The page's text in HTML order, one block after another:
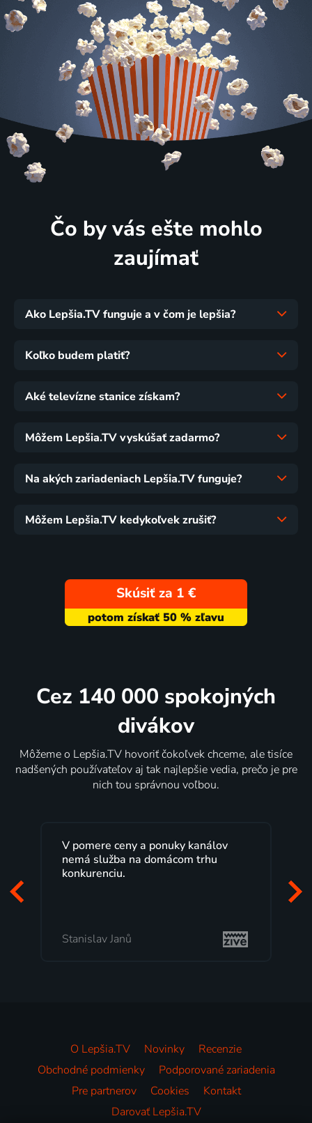
Čo by vás ešte mohlo
zaujímať
Ako Lepšia.TV funguje a v čom je lepšia?
Koľko budem platiť?
Aké televízne stanice získam?
Môžem Lepšia.TV vyskúšať zadarmo?
Na akých zariadeniach Lepšia.TV funguje?
Môžem Lepšia.TV kedykoľvek zrušiť?
Skúsiť za 1 €
Cez 140 000 spokojných
divákov
Môžeme o Lepšia.TV hovoriť čokoľvek chceme, ale tisíce
nadšených používateľov aj tak najlepšie vedia, prečo je pre
nich tou správnou voľbou.
V pomere ceny a ponuky kanálov
nemá služba na domácom trhu
konkurenciu.
Stanislav Janů
O Lepšia.TV Novinky
Recenzie
Obchodné podmienky
Podporované zariadenia
Pre partnerov
Cookies
Kontakt
Darovať Lepšia.TV